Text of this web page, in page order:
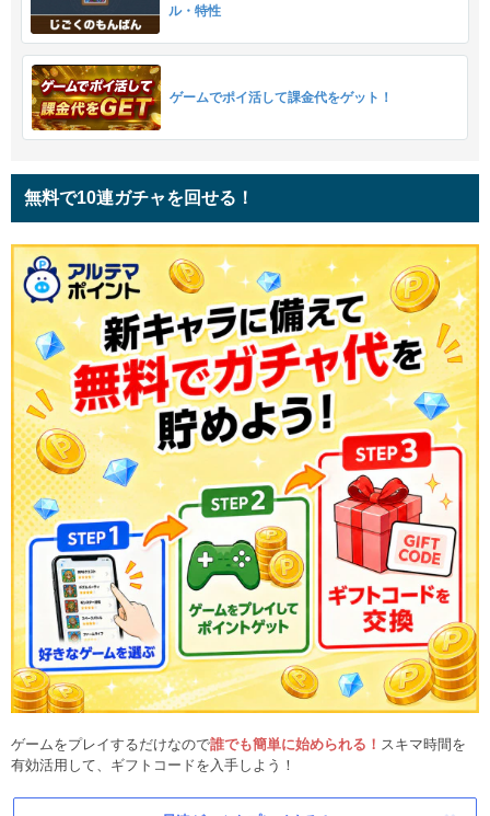
ル・特性
ゲームでポイ活して課金代をゲット！
無料で10連ガチャを回せる！
ゲームをプレイするだけなので誰でも簡単に始められる！ スキマ時間を
有効活用して、ギフトコードを入手しよう！